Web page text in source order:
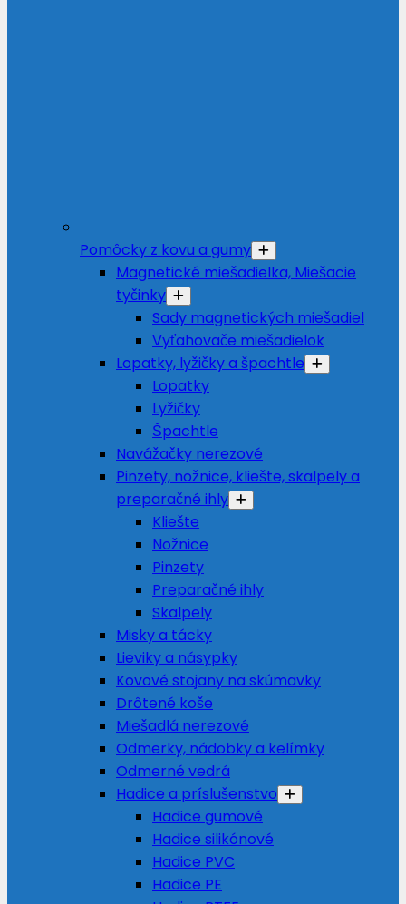
Pomôcky z kovu a gumy
Magnetické miešadielka, Miešacie
tyčinky
Sady magnetických miešadiel
Vyťahovače miešadielok
Lopatky, lyžičky a špachtle
Lopatky
Lyžičky
Špachtle
Navážačky nerezové
Pinzety, nožnice, kliešte, skalpely a
preparačné ihly
Kliešte
Nožnice
Pinzety
Preparačné ihly
Skalpely
Misky a tácky
Lieviky a násypky
Kovové stojany na skúmavky
Drôtené koše
Miešadlá nerezové
Odmerky, nádobky a kelímky
Odmerné vedrá
Hadice a príslušenstvo
Hadice gumové
Hadice silikónové
Hadice PVC
Hadice PE